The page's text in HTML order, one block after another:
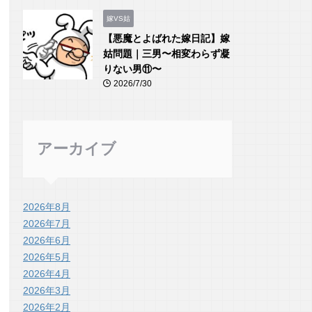
嫁VS姑
【悪魔とよばれた嫁日記】嫁
姑問題｜三男〜相変わらず凝
りない男⑪〜
2026/7/30
アーカイブ
2026年8月
2026年7月
2026年6月
2026年5月
2026年4月
2026年3月
2026年2月